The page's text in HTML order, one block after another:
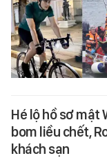
Hé lộ hồ sơ mật
bom liều chết,
khách sạn